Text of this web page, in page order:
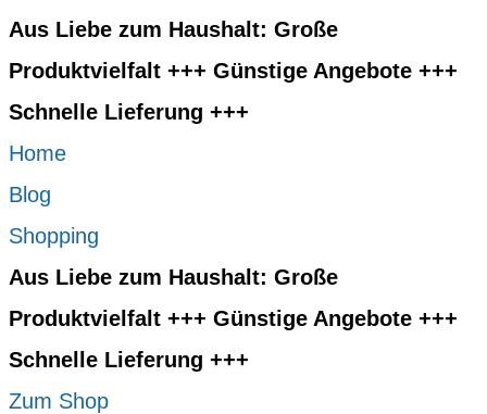
Aus Liebe zum Haushalt: Große
Produktvielfalt +++ Günstige Angebote +++
Schnelle Lieferung +++
Home
Blog
Shopping
Aus Liebe zum Haushalt: Große
Produktvielfalt +++ Günstige Angebote +++
Schnelle Lieferung +++
Zum Shop